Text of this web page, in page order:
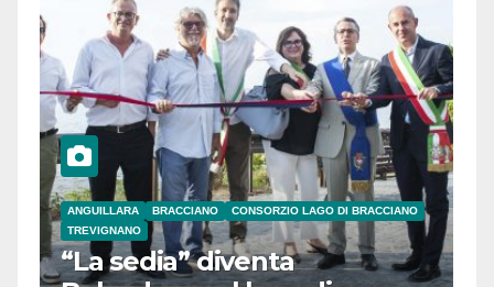
ANGUILLARA BRACCIANO
CONSORZIO LAGO DI BRACCIANO
TREVIGNANO
“La sedia” diventa